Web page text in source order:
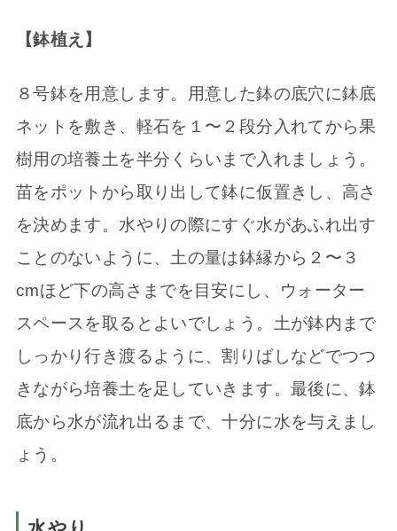
【鉢植え】
８号鉢を用意します。用意した鉢の底穴に鉢底
ネットを敷き、軽石を１〜２段分入れてから果
樹用の培養土を半分くらいまで入れましょう。
苗をポットから取り出して鉢に仮置きし、高さ
を決めます。水やりの際にすぐ水があふれ出す
ことのないように、土の量は鉢縁から２〜３
cmほど下の高さまでを目安にし、ウォーター
スペースを取るとよいでしょう。土が鉢内まで
しっかり行き渡るように、割りばしなどでつつ
きながら培養土を足していきます。最後に、鉢
底から水が流れ出るまで、十分に水を与えまし
ょう。